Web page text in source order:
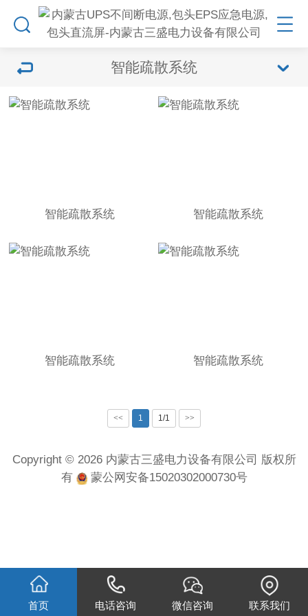
智能疏散系统
智能疏散系统 智能疏散系统
智能疏散系统 智能疏散系统
<< 1 1/1 >>
Copyright © 2026 内蒙古三盛电力设备有限公司 版权所
有
蒙公网安备15020302000730号
首页 电话咨询 微信咨询 联系我们